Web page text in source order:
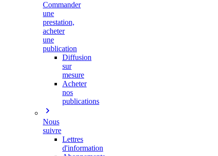
Commander
une
prestation,
acheter
une
publication
Diffusion
sur
mesure
Acheter
nos
publications
Nous
suivre
Lettres
d'information